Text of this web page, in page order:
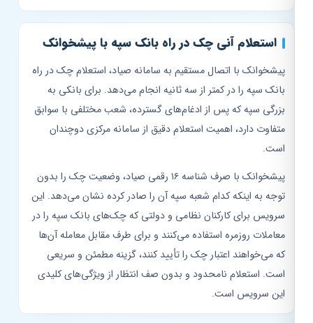
استعلام آنی چک در راه بانک سپه با پیشخوانک
پیشخوانک با اتصال مستقیم به سامانه صیاد، استعلام چک در راه
بانک سپه را در کمتر از سه ثانیه انجام می‌دهد. برای بانکی به
بزرگی سپه که پس از ادغام‌های گسترده، شعب مختلفی با سوابق
متفاوت دارد، اهمیت استعلام دقیق از سامانه مرکزی دوچندان
است.
پیشخوانک با صرف شناسه ۱۶ رقمی صیاد، وضعیت چک را بدون
توجه به اینکه کدام شعبه سپه آن را صادر کرده نشان می‌دهد. این
سرویس برای کارکنان نظامی و دولتی که چک‌های بانک سپه را در
معاملات روزمره استفاده می‌کنند و برای طرف مقابل معامله آن‌ها
که می‌خواهند اعتبار چک را تأیید کنند، گزینه مطمئن و سریعی
است. استعلام نامحدود و بدون صف انتظار از ویژگی‌های کلیدی
این سرویس است.